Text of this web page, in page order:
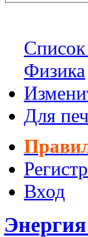
Физика
Для
Вход